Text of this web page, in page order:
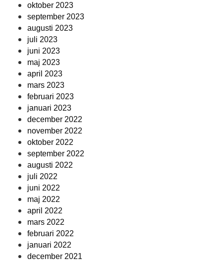
oktober 2023
september 2023
augusti 2023
juli 2023
juni 2023
maj 2023
april 2023
mars 2023
februari 2023
januari 2023
december 2022
november 2022
oktober 2022
september 2022
augusti 2022
juli 2022
juni 2022
maj 2022
april 2022
mars 2022
februari 2022
januari 2022
december 2021